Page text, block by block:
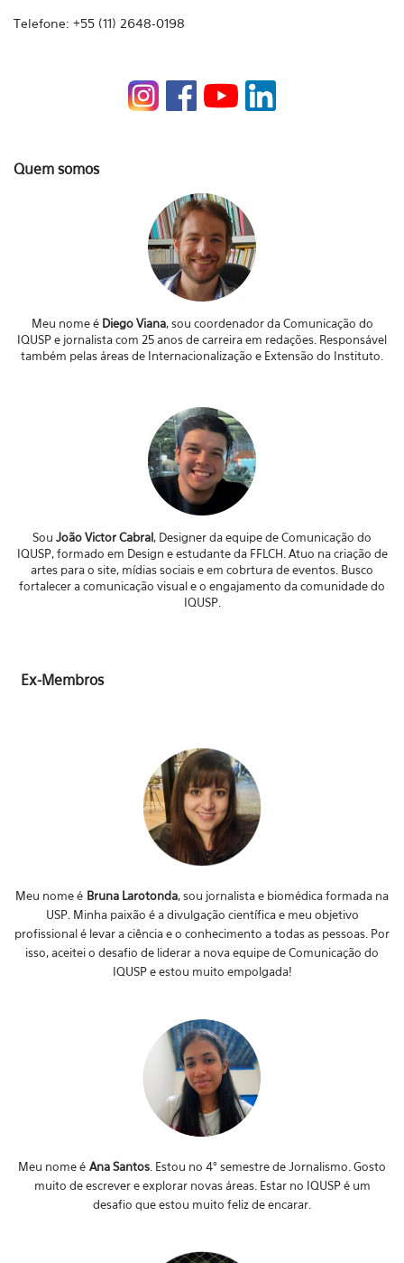
Telefone: +55 (11) 2648-0198
Quem somos
Meu nome é Diego Viana, sou coordenador da Comunicação do
IQUSP e jornalista com 25 anos de carreira em redações. Responsável
também pelas áreas de Internacionalização e Extensão do Instituto.
Sou João Victor Cabral, Designer da equipe de Comunicação do
IQUSP, formado em Design e estudante da FFLCH. Atuo na criação de
artes para o site, mídias sociais e em cobrtura de eventos. Busco
fortalecer a comunicação visual e o engajamento da comunidade do
IQUSP.
Ex-Membros
Meu nome é Bruna Larotonda, sou jornalista e biomédica formada na
USP. Minha paixão é a divulgação científica e meu objetivo
profissional é levar a ciência e o conhecimento a todas as pessoas. Por
isso, aceitei o desafio de liderar a nova equipe de Comunicação do
IQUSP e estou muito empolgada!
Meu nome é Ana Santos . Estou no 4° semestre de Jornalismo. Gosto
muito de escrever e explorar novas áreas. Estar no IQUSP é um
desafio que estou muito feliz de encarar.